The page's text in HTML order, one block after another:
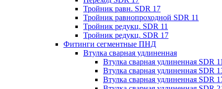
Тройник равн. SDR 17
Тройник равнопроходной SDR 11
Тройник редукц. SDR 11
Тройник редукц. SDR 17
Фитинги сегментные ПНД
Втулка сварная удлиненная
Втулка сварная удлиненная SDR 11
Втулка сварная удлиненная SDR
Втулка сварная удлиненная SDR